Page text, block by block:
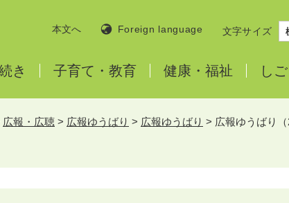
本文へ Foreign language 文字サイズ
き 子育て・ 教育 健康・ 福祉 し
広報・広聴 > 広報ゆうばり > 広報ゆうばり > 広報ゆうばり